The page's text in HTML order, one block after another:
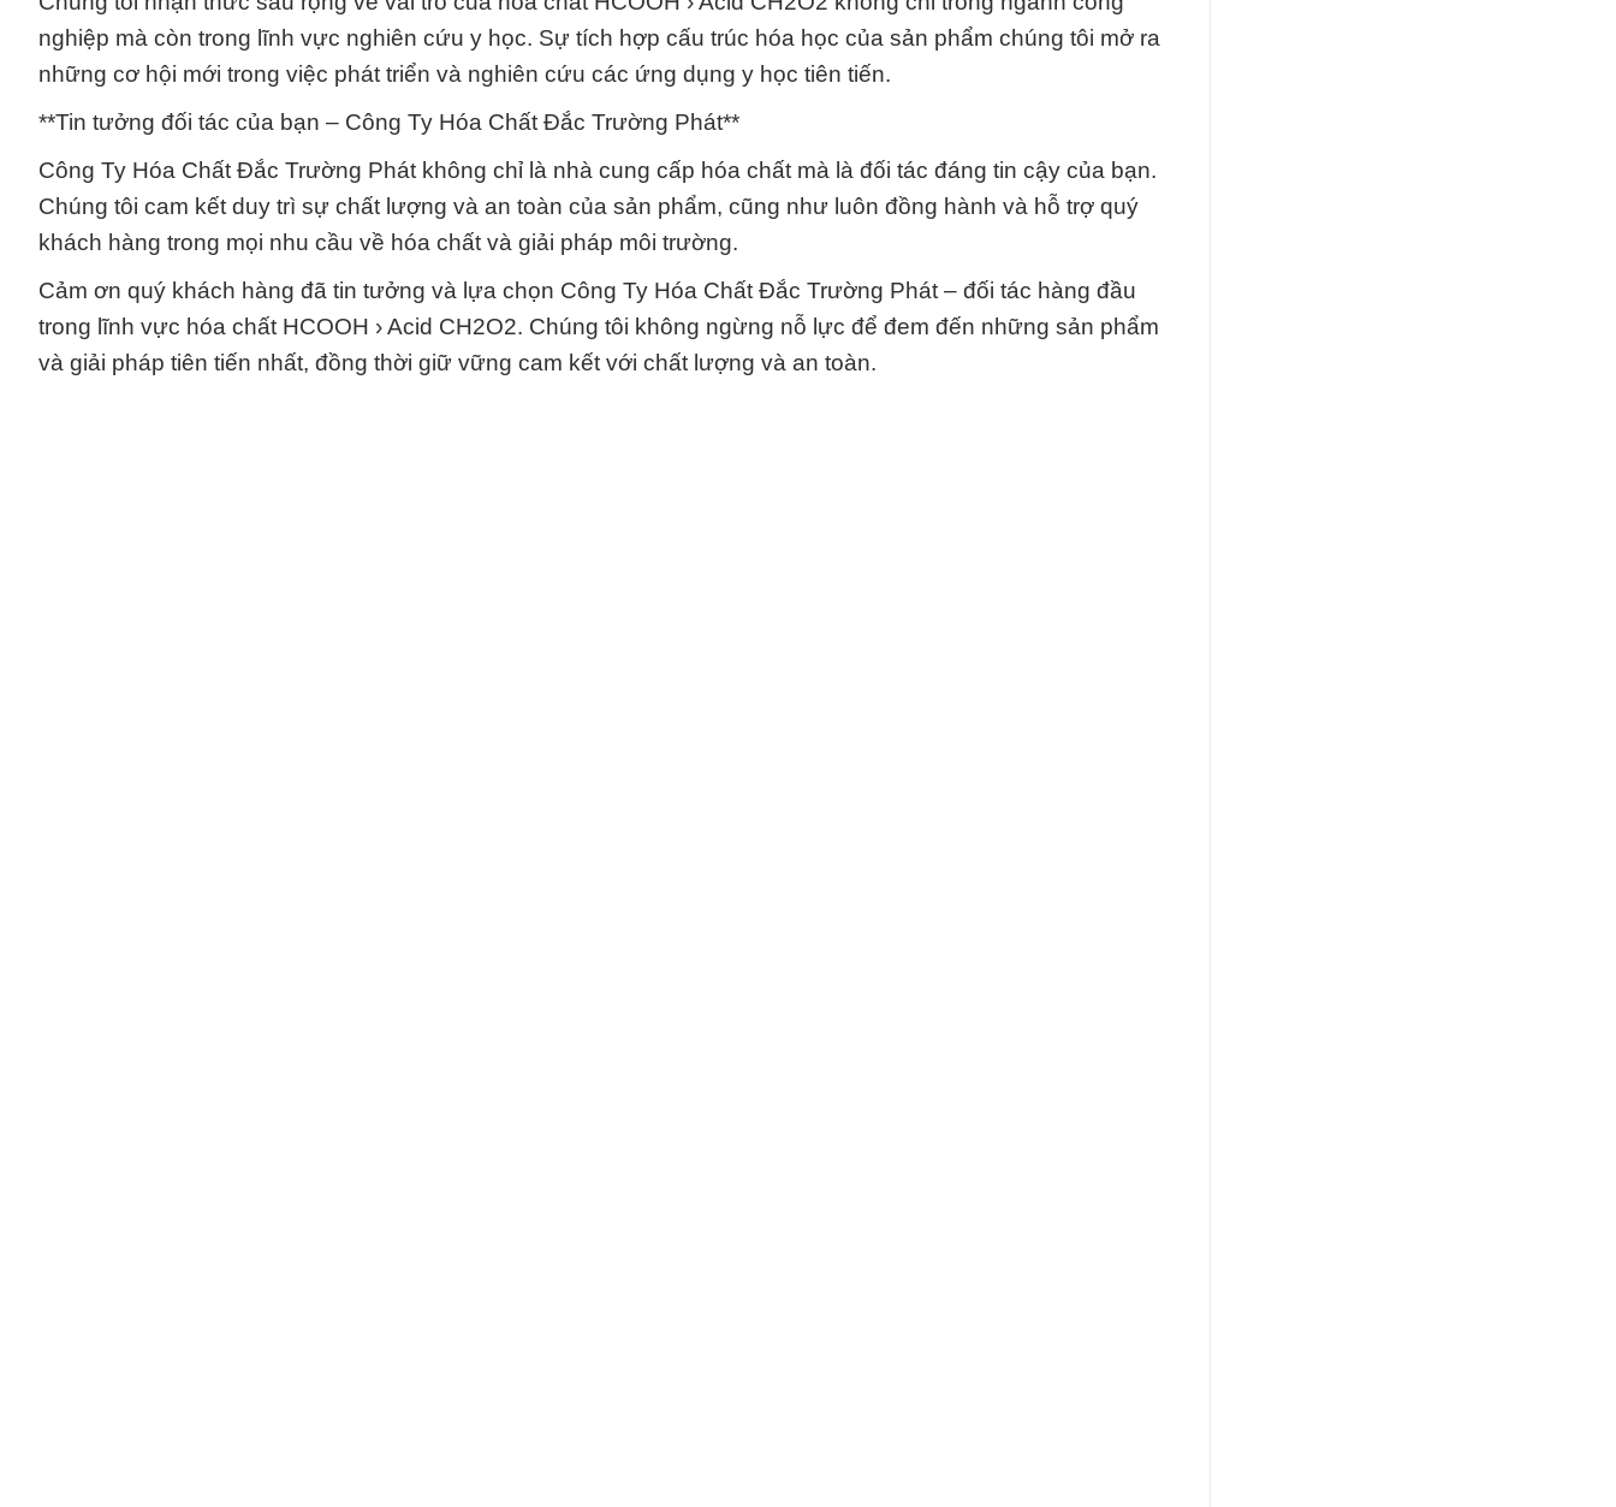
nghiệp mà còn trong lĩnh vực nghiên cứu y học. Sự tích hợp cấu trúc hóa học của sản phẩm chúng tôi mở ra
những cơ hội mới trong việc phát triển và nghiên cứu các ứng dụng y học tiên tiến.
**Tin tưởng đối tác của bạn – Công Ty Hóa Chất Đắc Trường Phát**
Công Ty Hóa Chất Đắc Trường Phát không chỉ là nhà cung cấp hóa chất mà là đối tác đáng tin cậy của bạn.
Chúng tôi cam kết duy trì sự chất lượng và an toàn của sản phẩm, cũng như luôn đồng hành và hỗ trợ quý
khách hàng trong mọi nhu cầu về hóa chất và giải pháp môi trường.
Cảm ơn quý khách hàng đã tin tưởng và lựa chọn Công Ty Hóa Chất Đắc Trường Phát – đối tác hàng đầu
trong lĩnh vực hóa chất HCOOH › Acid CH2O2. Chúng tôi không ngừng nỗ lực để đem đến những sản phẩm
và giải pháp tiên tiến nhất, đồng thời giữ vững cam kết với chất lượng và an toàn.